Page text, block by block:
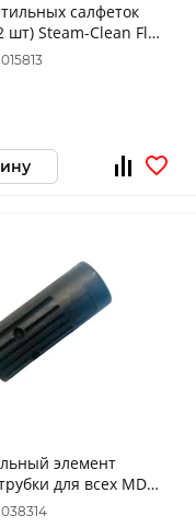
салфеток
Flor
элемент
для всех MD